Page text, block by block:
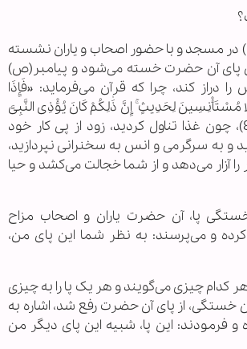
در مسجد و با حضور اصحاب و یاران نشسته
پای آن حضرت خسته می‌شود و پیامبر(ص)
دراز کند، چرا که قرآن می‌فرماید: «فَإِذَا
مُسْتَأْنِسِینَ لِحَدِیثٍ ۚ إِنَّ ذَٰلِکُمْ کَانَ یُؤْذِی النَّبِیَّ
فَیَسْتَحْیِی مِنکُمْ»(8)، چون غذا تناول کردید، زود از پی کار خود
و به سرگرمی و انس به سخنرانی نپردازید،
را آزار می‌دهد و از شما خجالت می‌کشد و حیا
پا، آن حضرت یاران و اصحاب مزاح
کرده و می‌پرسند: به نظر شما این پای من،
چیزی می‌گویند و هر یک پا را به چیزی
خستگی، از پای آن حضرت رفع شد، اشاره به
و فرمودند: این پا، شبیه این پای دیگر من